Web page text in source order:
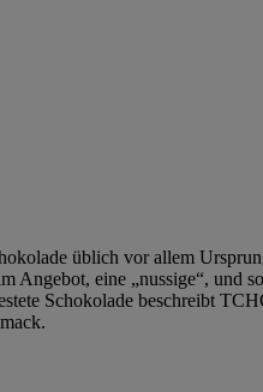
üblich vor allem
Angebot, eine „nussige“, und
Schokolade beschreibt